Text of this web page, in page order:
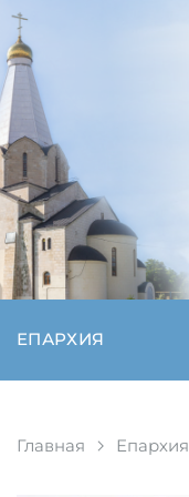
ЕПАРХИЯ
Главная Епархия